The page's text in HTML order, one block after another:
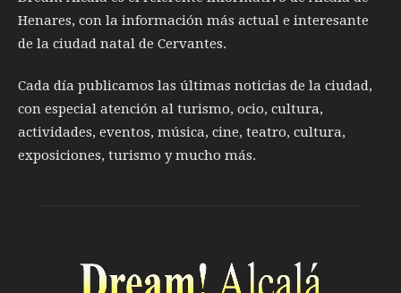
Henares, con la información más actual e interesante
de la ciudad natal de Cervantes.
Cada día publicamos las últimas noticias de la ciudad,
con especial atención al turismo, ocio, cultura,
actividades, eventos, música, cine, teatro, cultura,
exposiciones, turismo y mucho más.